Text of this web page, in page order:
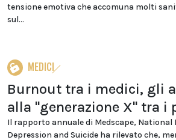
tensione emotiva che accomuna molti
sul...
MEDICI
Burnout tra i medici, gli
alla "generazione X" tra i
Il rapporto annuale di Medscape, National
Depression and Suicide ha rilevato che,